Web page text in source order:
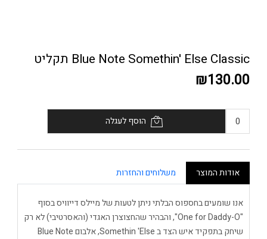
Blue Note Somethin' Else Classic תקליט
₪130.00
הוסף לעגלה
אודות המוצר משלוחים והחזרות
אנו שומעים בחספוס הבלתי ניתן לטעות של מיילס דייוויס בסוף
"One for Daddy-O", והבהיר שהחצוצרן האגדי (והאסרטיבי) לא רק
שיחק בתפקיד איש הצד ב Somethin 'Else, אלבום Blue Note